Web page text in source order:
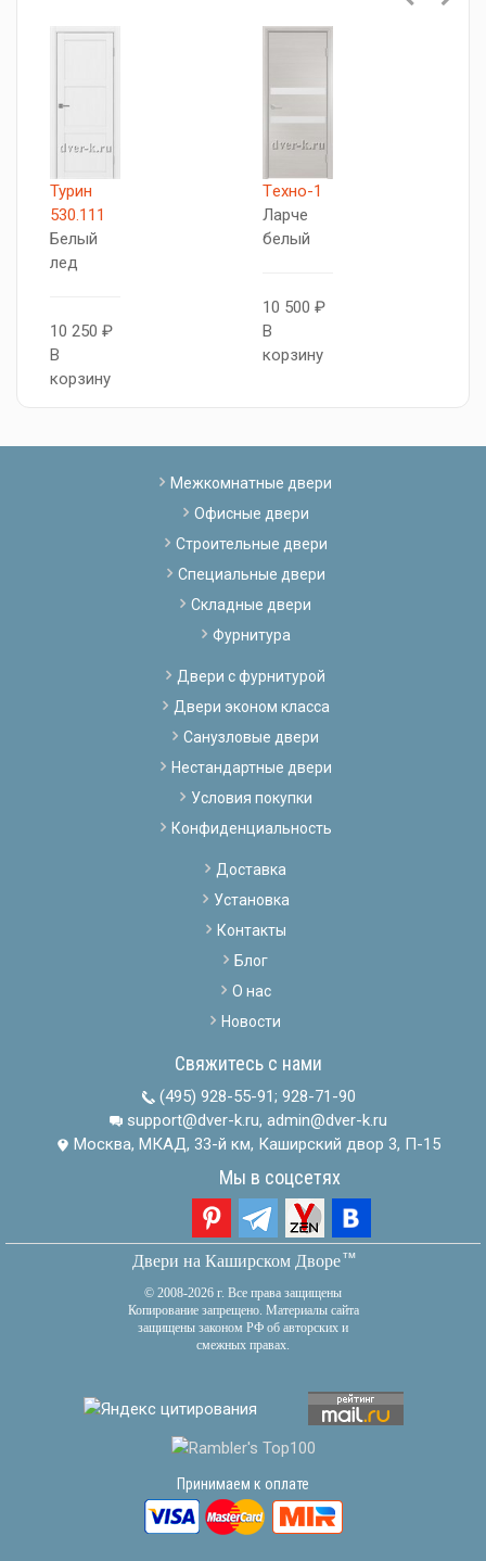
Турин
530.111
Белый
лед
10 250 ₽
В
корзину
Tехно-1
Ларче
белый
10 500 ₽
В
корзину
Межкомнатные двери
Офисные двери
Строительные двери
Специальные двери
Складные двери
Фурнитура
Двери с фурнитурой
Двери эконом класса
Санузловые двери
Нестандартные двери
Условия покупки
Конфиденциальность
Доставка
Установка
Контакты
Блог
О нас
Новости
Свяжитесь с нами
(495) 928-55-91; 928-71-90
support@dver-k.ru, admin@dver-k.ru
Москва, МКАД, 33-й км, Каширский двор 3, П-15
Мы в соцсетях
Двери на Каширском Дворетм
© 2008-2026 г. Все права защищены
Копирование запрещено. Материалы сайта
защищены законом РФ об авторских и
смежных правах.
Принимаем к оплате